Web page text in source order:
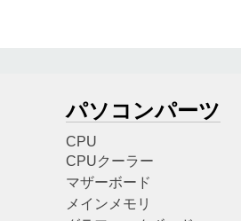
パソコンパーツ
CPU
CPUクーラー
マザーボード
メインメモリ